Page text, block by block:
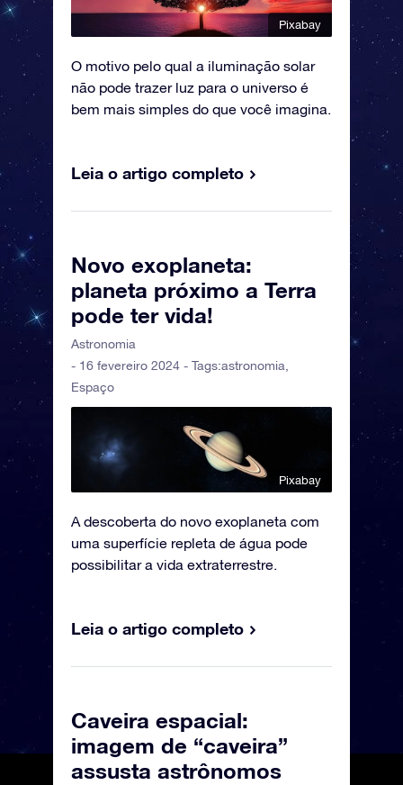
Pixabay
O motivo pelo qual a iluminação solar
não pode trazer luz para o universo é
bem mais simples do que você imagina.
Leia o artigo completo
Novo exoplaneta:
planeta próximo a Terra
pode ter vida!
Astronomia
- 16 fevereiro 2024 - Tags:astronomia
Espaço
Pixabay
A descoberta do novo exoplaneta com
uma superfície repleta de água pode
possibilitar a vida extraterrestre.
Leia o artigo completo
Caveira espacial:
imagem de “caveira”
assusta astrônomos